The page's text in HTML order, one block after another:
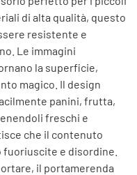
di alta qualità, questo
resistente e
Le immagini
la superficie,
magico. Il design
panini, frutta,
freschi e
che il contenuto
fuoriuscite e disordine.
il portamerenda